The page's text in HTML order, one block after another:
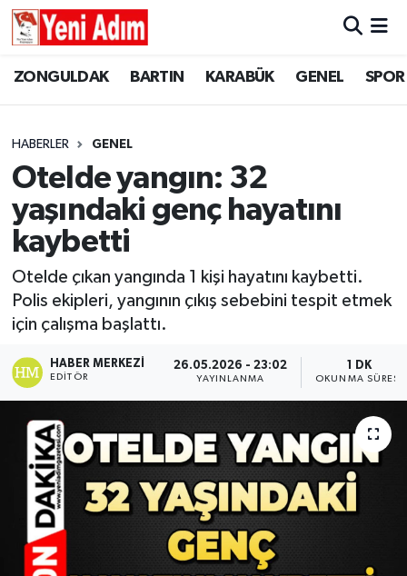
ZONGULDAK BARTIN KARABÜK GENEL SPOR
HABERLER GENEL
Otelde yangın: 32
yaşındaki genç hayatını
kaybetti
Otelde çıkan yangında 1 kişi hayatını kaybetti.
Polis ekipleri, yangının çıkış sebebini tespit etmek
için çalışma başlattı.
HABER MERKEZI
EDITÖR
26.05.2026 - 23:02
YAYINLANMA
1 DK
OKUNMA SÜRESI
ZONGULDAK
GÜNCEL
SİYASET
RESMİ İLAN
ZONGULDAK
GENEL
SPOR
SİYASET
RESMİ İLAN
Künye
Zonguldak Hava Durumu
Tüm Manşetler
Son Dakika Haberleri
Haber Arşivi